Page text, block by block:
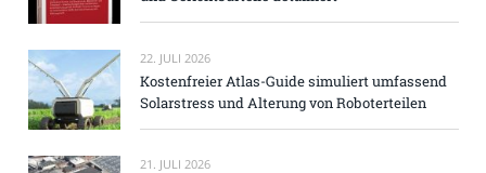
22. JULI 2026
Kostenfreier Atlas-Guide simuliert umfassend
Solarstress und Alterung von Roboterteilen
21. JULI 2026